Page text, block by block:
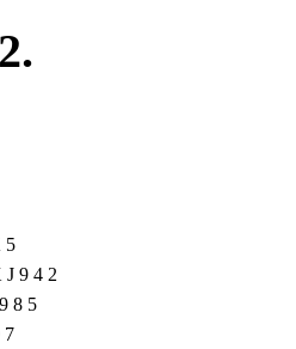
5
J 9 4 2
8 5
7